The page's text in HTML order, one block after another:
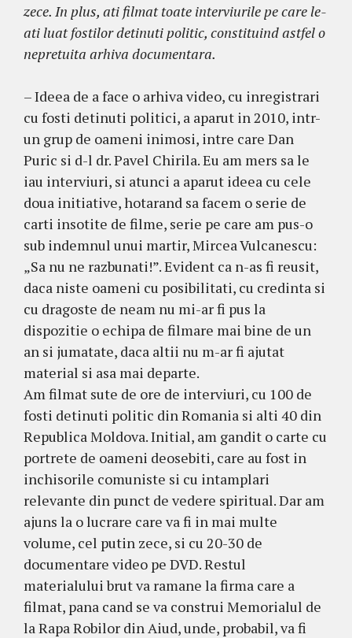
zece. In plus, ati filmat toate interviurile pe care le-
ati luat fostilor detinuti politic, constituind astfel o
nepretuita arhiva documentara.
– Ideea de a face o arhiva video, cu inregistrari
cu fosti detinuti politici, a aparut in 2010, intr-
un grup de oameni inimosi, intre care Dan
Puric si d-l dr. Pavel Chirila. Eu am mers sa le
iau interviuri, si atunci a aparut ideea cu cele
doua initiative, hotarand sa facem o serie de
carti insotite de filme, serie pe care am pus-o
sub indemnul unui martir, Mircea Vulcanescu:
„Sa nu ne razbunati!”. Evident ca n-as fi reusit,
daca niste oameni cu posibilitati, cu credinta si
cu dragoste de neam nu mi-ar fi pus la
dispozitie o echipa de filmare mai bine de un
an si jumatate, daca altii nu m-ar fi ajutat
material si asa mai departe.
Am filmat sute de ore de interviuri, cu 100 de
fosti detinuti politic din Romania si alti 40 din
Republica Moldova. Initial, am gandit o carte cu
portrete de oameni deosebiti, care au fost in
inchisorile comuniste si cu intamplari
relevante din punct de vedere spiritual. Dar am
ajuns la o lucrare care va fi in mai multe
volume, cel putin zece, si cu 20-30 de
documentare video pe DVD. Restul
materialului brut va ramane la firma care a
filmat, pana cand se va construi Memorialul de
la Rapa Robilor din Aiud, unde, probabil, va fi